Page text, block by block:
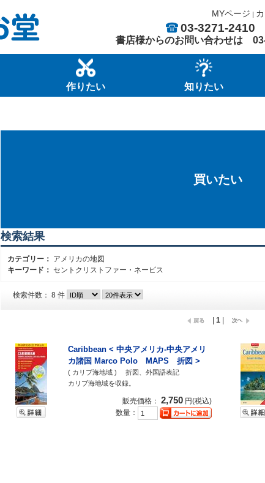
MYページ |
03-3271-2410
書店様からのお問い合わせは
作りたい 知りたい
買いたい
検索結果
カテゴリー： アメリカの地図
キーワード： セントクリストファー・ネービス
検索件数： 8 件
1|
Caribbean < 中央アメリカ-中央アメリ
カ諸国 Marco Polo MAPS 折図 >
( カリブ海地域 ) 折図、外国語表記
カリブ海地域を収録。
販売価格： 2,750 円(税込)
数量：